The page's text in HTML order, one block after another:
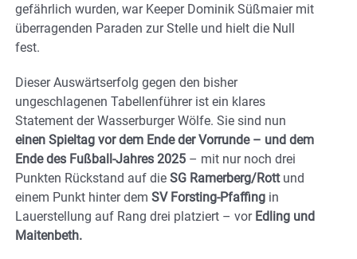
gefährlich wurden, war Keeper Dominik Süßmaier mit
überragenden Paraden zur Stelle und hielt die Null
fest.
Dieser Auswärtserfolg gegen den bisher
ungeschlagenen Tabellenführer ist ein klares
Statement der Wasserburger Wölfe. Sie sind nun
einen Spieltag vor dem Ende der Vorrunde – und dem
Ende des Fußball-Jahres 2025 – mit nur noch drei
Punkten Rückstand auf die SG Ramerberg/Rottund
einem Punkt hinter dem SV Forsting-Pfaffing in
Lauerstellung auf Rang drei platziert – vor Edling und
Maitenbeth.